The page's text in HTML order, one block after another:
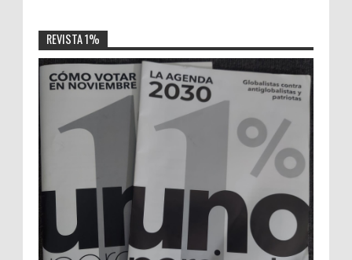
REVISTA 1%